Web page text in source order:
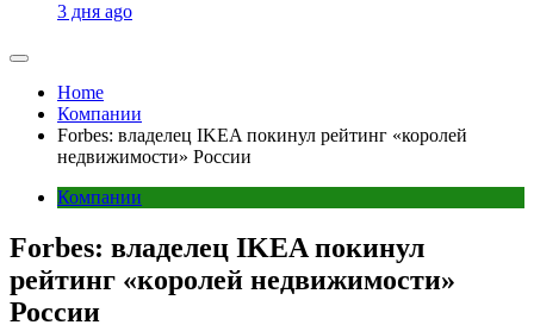
3 дня ago
Home
Компании
Forbes: владелец IKEA покинул рейтинг «королей
недвижимости» России
Компании
Forbes: владелец IKEA покинул
рейтинг «королей недвижимости»
России